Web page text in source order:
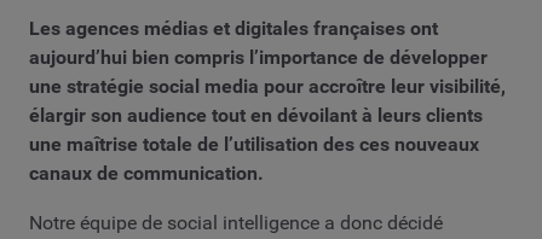
Les agences médias et digitales françaises ont
aujourd’hui bien compris l’importance de développer
une stratégie social media pour accroître leur visibilité,
élargir son audience tout en dévoilant à leurs clients
une maîtrise totale de l’utilisation des ces nouveaux
canaux de communication.
Notre équipe de social intelligence a donc décidé